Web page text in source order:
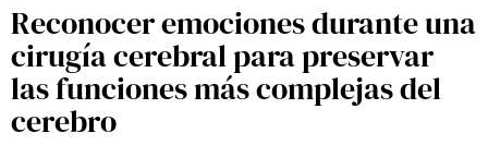
Reconocer emociones durante una
cirugía cerebral para preservar
las funciones más complejas del
cerebro